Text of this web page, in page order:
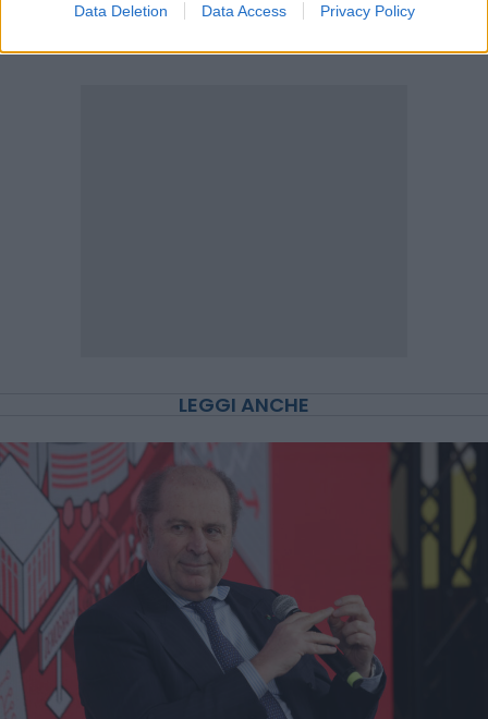
Data Deletion Data Access Privacy Policy
Scegli Moneta come fonte preferita
LEGGI ANCHE